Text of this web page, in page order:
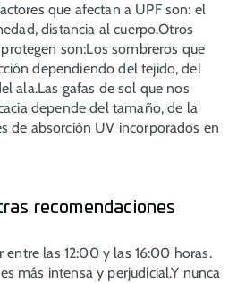
que afectan a UPF son: el
distancia al cuerpo.Otros
son:Los sombreros que
dependiendo del tejido, del
ala.Las gafas de sol que nos
depende del tamaño, de la
de absorción UV incorporados en
recomendaciones
entre las 12:00 y las 16:00 horas.
más intensa y perjudicial.Y nunca